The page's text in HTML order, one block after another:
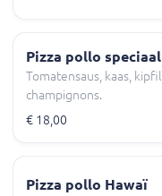
Pizza pollo speciaal
Tomatensaus, kaas,
champignons.
€ 18,00
Pizza pollo Hawaï